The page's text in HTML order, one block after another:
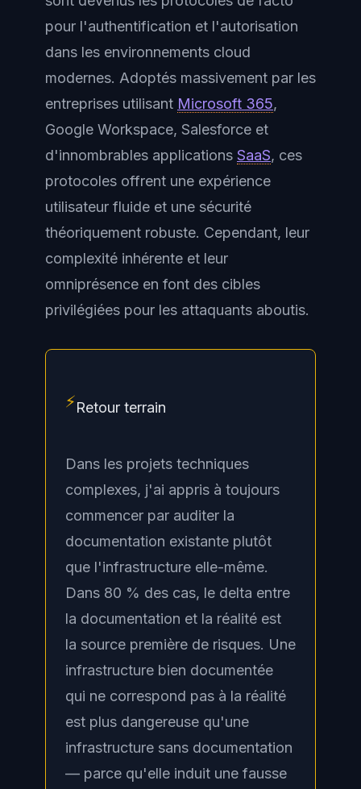
pour l'authentification et l'autorisation
dans les environnements cloud
modernes. Adoptés massivement par les
entreprises utilisant Microsoft 365,
Google Workspace, Salesforce et
d'innombrables applications SaaS, ces
protocoles offrent une expérience
utilisateur fluide et une sécurité
théoriquement robuste. Cependant, leur
complexité inhérente et leur
omniprésence en font des cibles
privilégiées pour les attaquants aboutis.
⚡Retour terrain
Dans les projets techniques
complexes, j'ai appris à toujours
commencer par auditer la
documentation existante plutôt
que l'infrastructure elle-même.
Dans 80 % des cas, le delta entre
la documentation et la réalité est
la source première de risques. Une
infrastructure bien documentée
qui ne correspond pas à la réalité
est plus dangereuse qu'une
infrastructure sans documentation
— parce qu'elle induit une fausse